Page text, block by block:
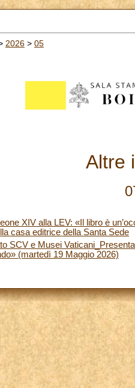
2026 > 05
Altre
XIV alla LEV: «Il libro è
casa editrice della Santa Sede
SCV e Musei
(martedì 19 Maggio 2026)